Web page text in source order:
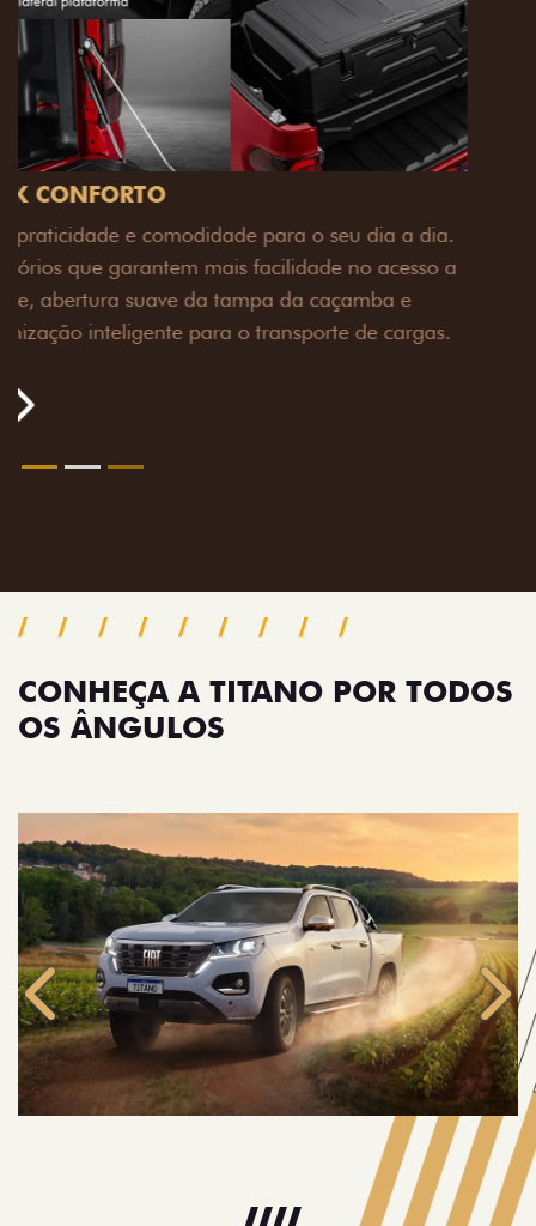
PACK OFF-ROAD
Prepare sua picape para qualquer desafio. O Pack
off-road combina engate de reboque para até 3,5
toneladas, alargadores de para-lamas e overbumper,
oferecendo mais capacidade de reboque, proteção
imponente para enfrentar qualquer terreno com
confiança.
CONHEÇA A TITANO POR TODOS
OS ÂNGULOS
Anterior